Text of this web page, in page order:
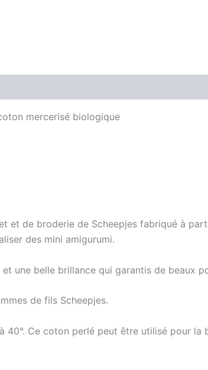
mercerisé biologique
de broderie de Scheepjes fabriqué à
des mini amigurumi.
une belle brillance qui garantis de beaux
de fils Scheepjes.
Ce coton perlé peut être utilisé pour la